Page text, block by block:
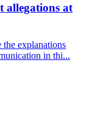
allegations at
explanations
in thi...